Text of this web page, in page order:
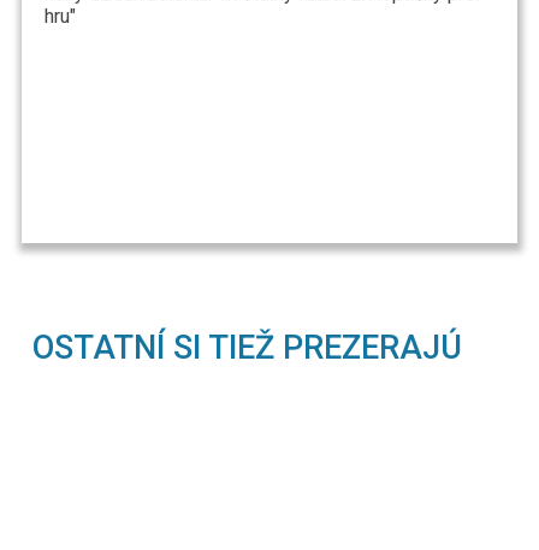
hru"
OSTATNÍ SI TIEŽ PREZERAJÚ